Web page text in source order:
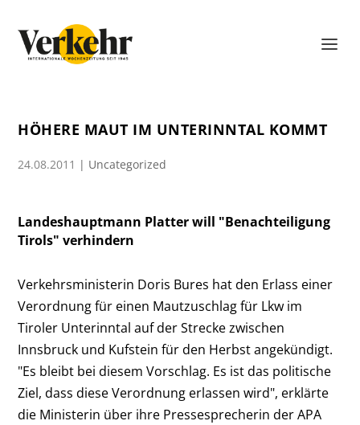
HÖHERE MAUT IM UNTERINNTAL KOMMT
24.08.2011 | Uncategorized
Landeshauptmann Platter will "Benachteiligung
Tirols" verhindern
Verkehrsministerin Doris Bures hat den Erlass einer
Verordnung für einen Mautzuschlag für Lkw im
Tiroler Unterinntal auf der Strecke zwischen
Innsbruck und Kufstein für den Herbst angekündigt.
"Es bleibt bei diesem Vorschlag. Es ist das politische
Ziel, dass diese Verordnung erlassen wird", erklärte
die Ministerin über ihre Pressesprecherin der APA